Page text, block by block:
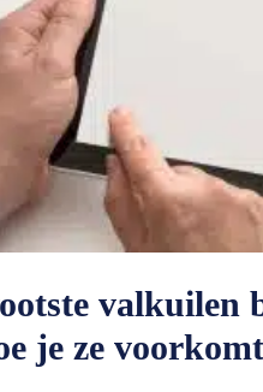
valkuilen
je ze